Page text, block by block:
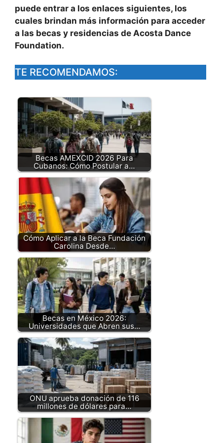
puede entrar a los enlaces siguientes, los
cuales brindan más información para acceder
a las becas y residencias de Acosta Dance
Foundation.
TE RECOMENDAMOS:
Becas AMEXCID 2026 Para
Cubanos: Cómo Postular a…
Cómo Aplicar a la Beca Fundación
Carolina Desde…
Becas en México 2026:
Universidades que Abren sus…
ONU aprueba donación de 116
millones de dólares para…